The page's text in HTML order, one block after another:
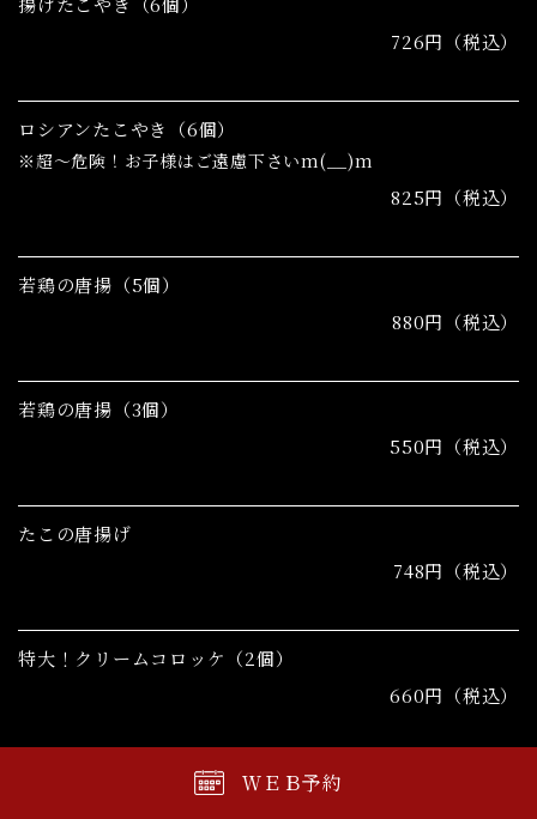
ＷＥＢ予約
726円（税込）
ロシアンたこやき（6個）
※超～危険！お子様はご遠慮下さいm(__)m
825円（税込）
若鶏の唐揚（5個）
880円（税込）
若鶏の唐揚（3個）
550円（税込）
たこの唐揚げ
748円（税込）
特大！クリームコロッケ（2個）​​​​​​​
660円（税込）
甘辛！ヤンニョムチキン（6個）